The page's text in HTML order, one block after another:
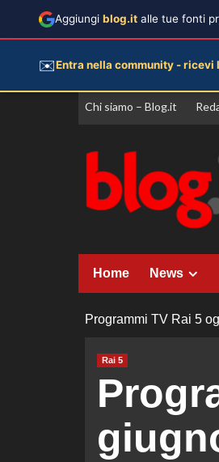
Vai
Chi siamo – Blog.it
Home News
Programmi TV Rai 5
Rai 5
Aggiungi blog.it alle tue fonti
✉️Entra nella community - ricevi